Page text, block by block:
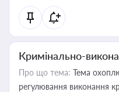
Кримінально-
Про що тема: Тема
регулювання виконання